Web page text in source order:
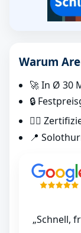
Warum
🚀 In Ø 30
🔒
👷‍♂️
📍
„Schnell,